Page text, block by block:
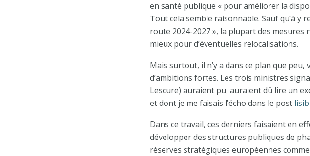
en santé publique « pour améliorer la
Tout cela semble raisonnable. Sauf qu’à y
route 2024-2027 », la plupart des mesures
mieux pour d’éventuelles relocalisations.
Mais surtout, il n’y a dans ce plan que
d’ambitions fortes. Les trois ministres
Lescure) auraient pu, auraient dû lire un
et dont je me faisais l’écho dans le post
Dans ce travail, ces derniers faisaient en
développer des structures publiques de
réserves stratégiques européennes